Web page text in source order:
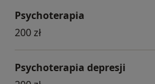
Psychoterapia
200 zł
Psychoterapia depresji